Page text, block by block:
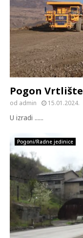
Pogon Vrtlište
od admin 15.01.2024.
U izradi ......
Pogoni/Radne jedinice